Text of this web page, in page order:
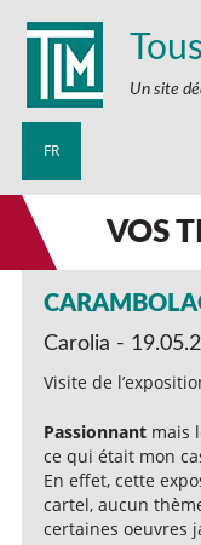
Un site
FR
VOS
Carolia -
Visite de
Passionnant mais
ce qui était mon
En effet, cette
cartel, aucun
certaines oeuvres